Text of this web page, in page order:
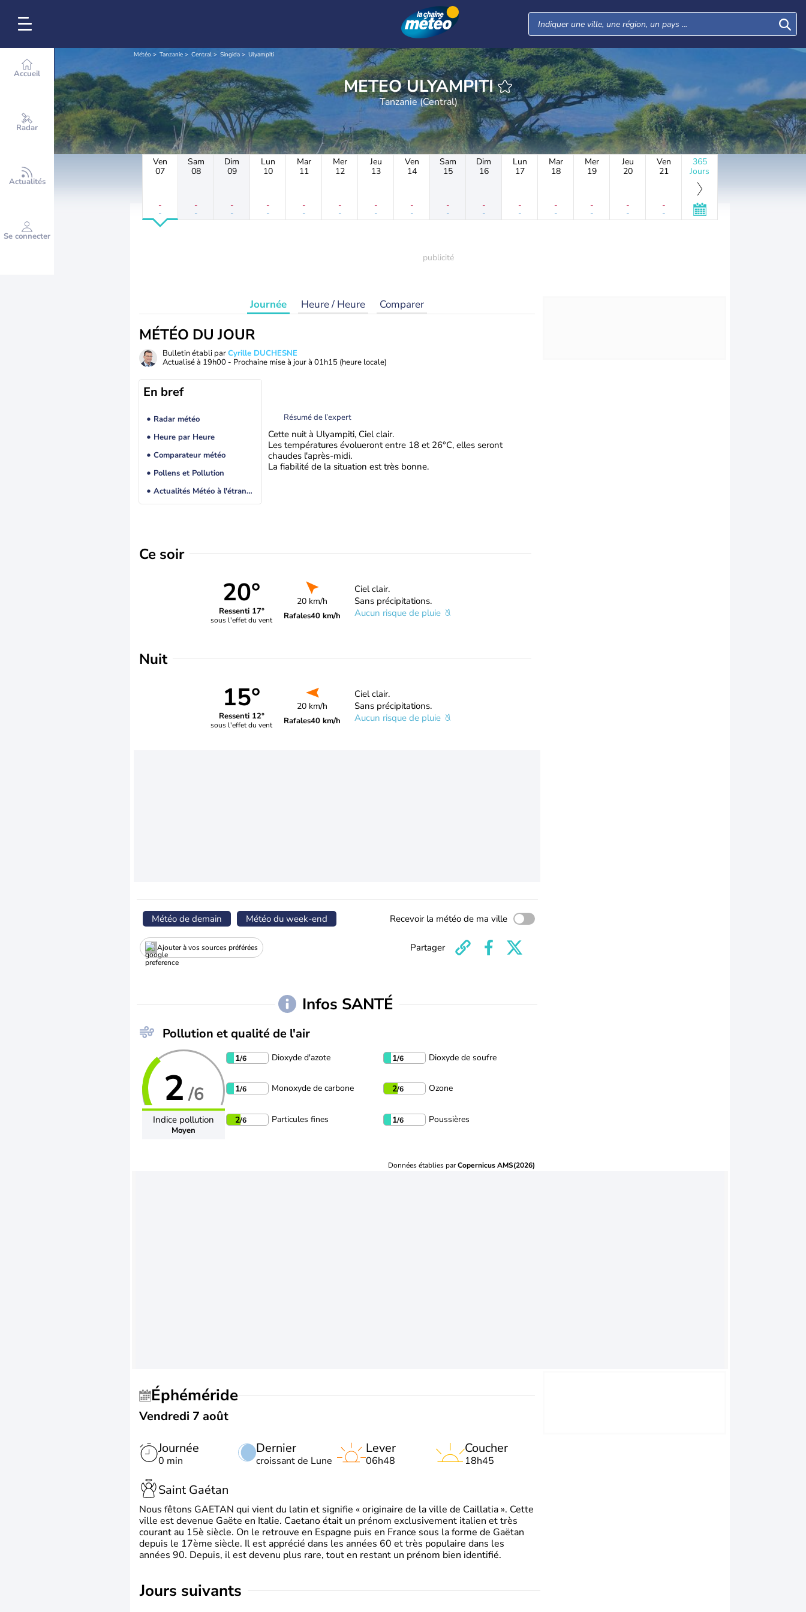
Accueil
Radar
Actualités
Se connecter
Météo Tanzanie Central Singida Ulyampiti
METEO ULYAMPITI
Tanzanie (Central)
Ven
07
-
-
Sam
08
-
-
Dim
09
-
-
Lun
10
-
-
Mar
11
-
-
Mer
12
-
-
Jeu
13
-
-
Ven
14
-
-
Sam
15
-
-
Dim
16
-
-
Lun
17
-
-
Mar
18
-
-
Mer
19
-
-
Jeu
20
-
-
Ven
21
-
-
365
Jours
Journée Heure / Heure Comparer
MÉTÉO DU JOUR
Bulletin établi parCyrille DUCHESNE
Actualisé à 19h00 - Prochaine mise à jour à 01h15 (heure locale)
En bref
Radar météo
Heure par Heure
Comparateur météo
Pollens et Pollution
Actualités Météo à l'étranger
Résumé de l’expert
Cette nuit à Ulyampiti, Ciel clair.
Les températures évolueront entre 18 et 26°C, elles seront
chaudes l'après-midi.
La fiabilité de la situation est très bonne.
Ce soir
20°
Ressenti 17°
sous l'effet du vent
20 km/h
Rafales40 km/h
Ciel clair.
Sans précipitations.
Aucun risque de pluie
Nuit
15°
Ressenti 12°
sous l'effet du vent
20 km/h
Rafales40 km/h
Ciel clair.
Sans précipitations.
Aucun risque de pluie
Météo de demain Météo du week-end Recevoir la météo de ma ville
Ajouter à vos sources préférées Partager
Infos SANTÉ
Pollution et qualité de l'air
2 /6
Indice pollution
Moyen
1/6 Dioxyde d'azote 1/6 Dioxyde de soufre
1/6 Monoxyde de carbone 2/6 Ozone
2/6 Particules fines 1/6 Poussières
Données établies parCopernicus AMS(2026)
Éphéméride
Vendredi 7 août
Journée
0 min
Dernier
croissant de Lune
Lever
06h48
Coucher
18h45
Saint Gaétan
Nous fêtons GAETAN qui vient du latin et signifie « originaire de la ville de Caillatia ». Cette
ville est devenue Gaëte en Italie. Caetano était un prénom exclusivement italien et très
courant au 15è siècle. On le retrouve en Espagne puis en France sous la forme de Gaëtan
depuis le 17ème siècle. Il est apprécié dans les années 60 et très populaire dans les
années 90. Depuis, il est devenu plus rare, tout en restant un prénom bien identifié.
jours suivants